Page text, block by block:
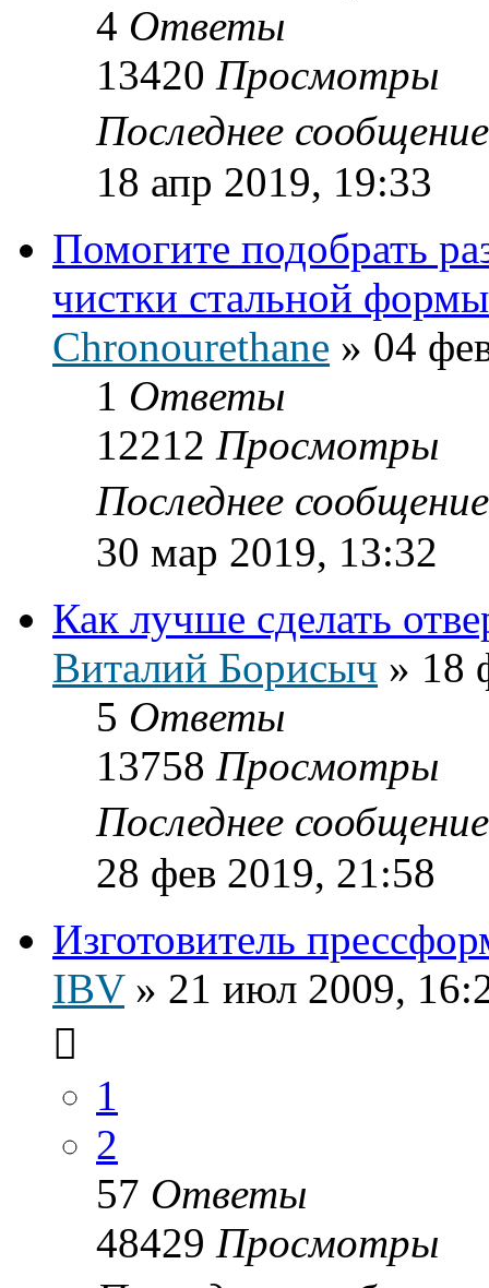
4 Ответы
13420 Просмотры
Последнее
18 апр 2019, 19:33
Помогите подобрать
чистки стальной формы
Chronourethane » 04
1 Ответы
12212 Просмотры
Последнее
30 мар 2019, 13:32
Как лучше сделать
Виталий Борисыч » 18
5 Ответы
13758 Просмотры
Последнее
28 фев 2019, 21:58
Изготовитель
IBV» 21 июл 2009,
1
2
57 Ответы
48429 Просмотры